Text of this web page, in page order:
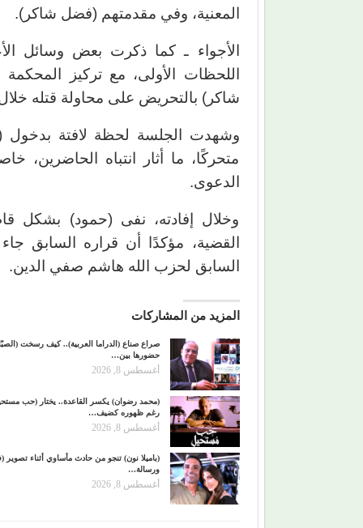
المعنية، وفي مقدمتهم (فضل شاكر).
الأجواء ـ كما ذكرت بعض وسائل
اللحظات الأولى، مع تركيز
شاكر) بالتحريض على محاولة قتله خلال
وشهدت الجلسة لحظة لافتة بدخول
متحركًا، ما أثار انتباه الحاضرين،
الدعوى.
وخلال إفادته، نفى (حمود) بشكل
القضية، مؤكدًا أن قراره السابق
السابق لحزب الله هاشم صفي الدين.
المزيد من المشاركات
صراع صناع (الدراما العربية).. كيف رسخت
حضورها بين…
أغسطس 8, 2026
(محمد رضوان) يكسر القاعدة.. يختار (حب
رغم ظهوره كضيف…
أغسطس 8, 2026
(باميلا نون) تنجو من حادث مأساوي أثناء تصوير
ورسالة…
أغسطس 8, 2026